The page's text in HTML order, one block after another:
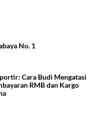
No. 1
Cara Budi Mengatasi
RMB dan Kargo